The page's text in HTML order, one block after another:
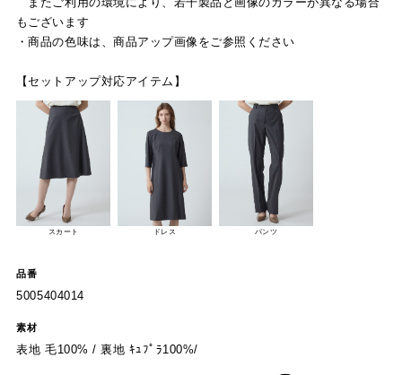
もございます
・商品の色味は、商品アップ画像をご参照ください
【セットアップ対応アイテム】
スカート ドレス パンツ
品番
5005404014
素材
表地 毛100% / 裏地 ｷｭﾌﾟﾗ100%/